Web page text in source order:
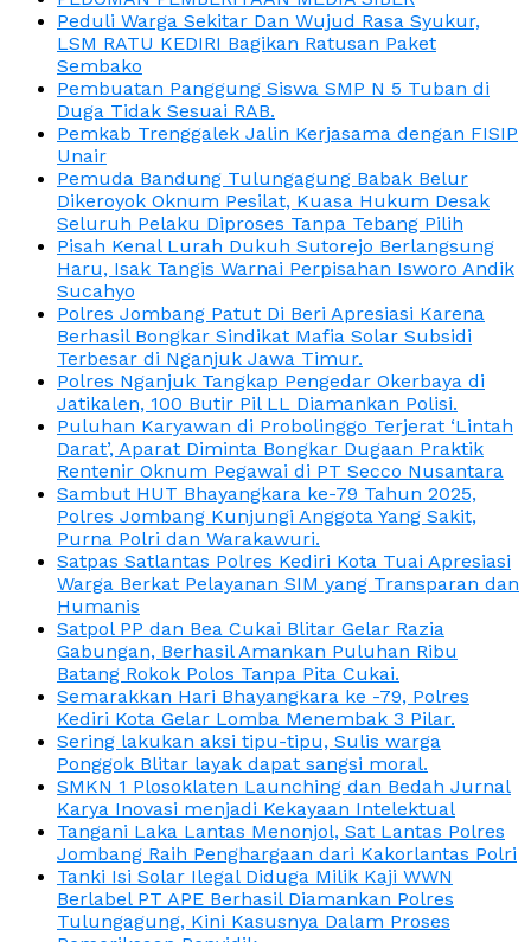
Peduli Warga Sekitar Dan Wujud Rasa Syukur,
LSM RATU KEDIRI Bagikan Ratusan Paket
Sembako
Pembuatan Panggung Siswa SMP N 5 Tuban di
Duga Tidak Sesuai RAB.
Pemkab Trenggalek Jalin Kerjasama dengan FISIP
Unair
Pemuda Bandung Tulungagung Babak Belur
Dikeroyok Oknum Pesilat, Kuasa Hukum Desak
Seluruh Pelaku Diproses Tanpa Tebang Pilih
Pisah Kenal Lurah Dukuh Sutorejo Berlangsung
Haru, Isak Tangis Warnai Perpisahan Isworo Andik
Sucahyo
Polres Jombang Patut Di Beri Apresiasi Karena
Berhasil Bongkar Sindikat Mafia Solar Subsidi
Terbesar di Nganjuk Jawa Timur.
Polres Nganjuk Tangkap Pengedar Okerbaya di
Jatikalen, 100 Butir Pil LL Diamankan Polisi.
Puluhan Karyawan di Probolinggo Terjerat ‘Lintah
Darat’, Aparat Diminta Bongkar Dugaan Praktik
Rentenir Oknum Pegawai di PT Secco Nusantara
Sambut HUT Bhayangkara ke-79 Tahun 2025,
Polres Jombang Kunjungi Anggota Yang Sakit,
Purna Polri dan Warakawuri.
Satpas Satlantas Polres Kediri Kota Tuai Apresiasi
Warga Berkat Pelayanan SIM yang Transparan dan
Humanis
Satpol PP dan Bea Cukai Blitar Gelar Razia
Gabungan, Berhasil Amankan Puluhan Ribu
Batang Rokok Polos Tanpa Pita Cukai.
Semarakkan Hari Bhayangkara ke -79, Polres
Kediri Kota Gelar Lomba Menembak 3 Pilar.
Sering lakukan aksi tipu-tipu, Sulis warga
Ponggok Blitar layak dapat sangsi moral.
SMKN 1 Plosoklaten Launching dan Bedah Jurnal
Karya Inovasi menjadi Kekayaan Intelektual
Tangani Laka Lantas Menonjol, Sat Lantas Polres
Jombang Raih Penghargaan dari Kakorlantas Polri
Tanki Isi Solar Ilegal Diduga Milik Kaji WWN
Berlabel PT APE Berhasil Diamankan Polres
Tulungagung, Kini Kasusnya Dalam Proses